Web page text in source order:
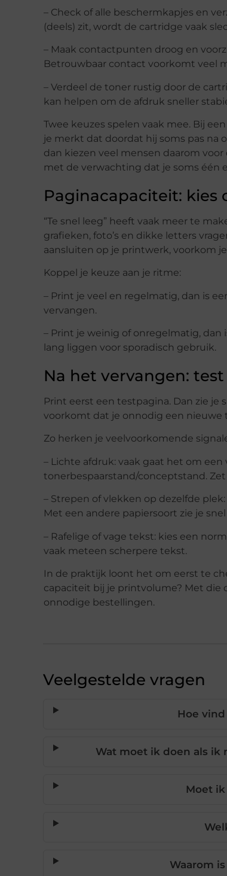
– Check of alle beschermkapjes en
(deels) zit, wordt de cartridge vaak
– Maak contactpunten droog en
Betrouwbaar contact voorkomt veel
– Verdeel de toner rustig door de
kan helpen om de afdruk sneller
Twee keuzes spelen vaak mee. Bij
je merkt dat doordat hij soms pas na
dan kiezen veel mensen daarom
met de verwachting dat je soms één
Paginacapaciteit: kies
“Te snel leeg” heeft vaak meer te
grafieken, foto’s en dikke letters
aansluiten op je printwerk, voorkom
Koppel je keuze aan je ritme:
– Print je veel en regelmatig, dan is
vervangen.
– Print je weinig of onregelmatig, dan
lang liggen voor sporadisch gebruik.
Na het vervangen:
Print eerst een testpagina. Dan zie
voorkomt dat je onnodig een nieuwe
Zo herken je veelvoorkomende
– Lichte afdruk: vaak gaat het om
tonerbespaarstand/conceptstand.
– Strepen of vlekken op dezelfde
Met een andere papiersoort zie je
– Rafelige of vage tekst: kies een
vaak meteen scherpere tekst.
In de praktijk loont het om eerst te
capaciteit bij je printvolume? Met die
onnodige bestellingen.
Veelgestelde vragen
Hoe
Wat moet ik doen als
Moet
Waarom